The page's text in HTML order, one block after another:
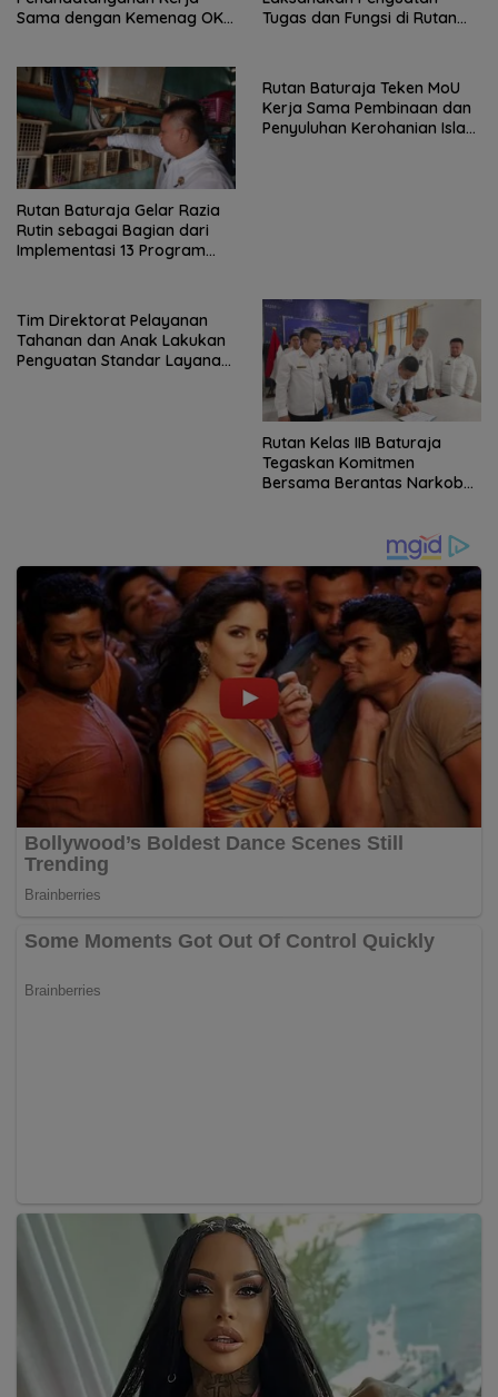
Sama dengan Kemenag OKU
Tugas dan Fungsi di Rutan
Rutan Baturaja Gelar Razia
Rutin sebagai Bagian dari
Implementasi 13 Program
Rutan Baturaja Teken MoU
Kerja Sama Pembinaan dan
Penyuluhan Kerohanian Islam
Tim Direktorat Pelayanan
Tahanan dan Anak Lakukan
Penguatan Standar Layanan
Rutan Kelas IIB Baturaja
Tegaskan Komitmen
Bersama Berantas Narkoba,